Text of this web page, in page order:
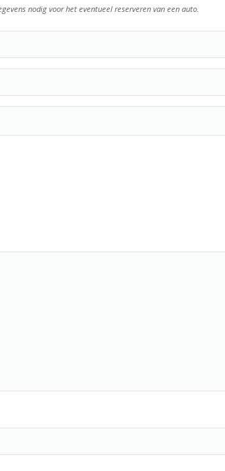
nodig voor het eventueel reserveren van een auto.